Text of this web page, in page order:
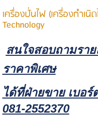
เครื่องปั่นไฟ (เครื่องกำเนิ
Technology
สนใจสอบถามราย
ราคาพิเศษ
ได้ที่ฝ่ายขาย เบอร์
081-2552370